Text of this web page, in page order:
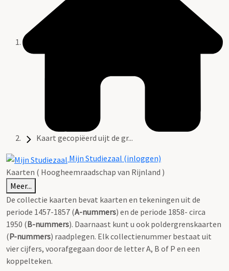
Kaart gecopiëerd uijt de gr...
Mijn Studiezaal (inloggen)
Kaarten ( Hoogheemraadschap van Rijnland )
Meer...
De collectie kaarten bevat kaarten en tekeningen uit de
periode 1457-1857 (A-nummers) en de periode 1858- circa
1950 (B-nummers). Daarnaast kunt u ook poldergrenskaarten
(P-nummers) raadplegen. Elk collectienummer bestaat uit
vier cijfers, voorafgegaan door de letter A, B of P en een
koppelteken.